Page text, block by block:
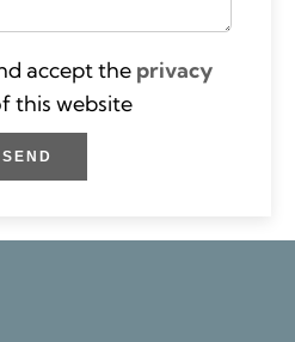
accept the privacy
this website
SEND